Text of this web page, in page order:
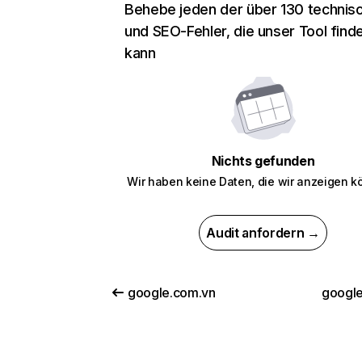
Behebe jeden der über 130
und SEO-Fehler, die unser Tool
kann
Nichts gefunden
Wir haben keine Daten, die wir anzeigen
Audit anfordern →
google.com.vn